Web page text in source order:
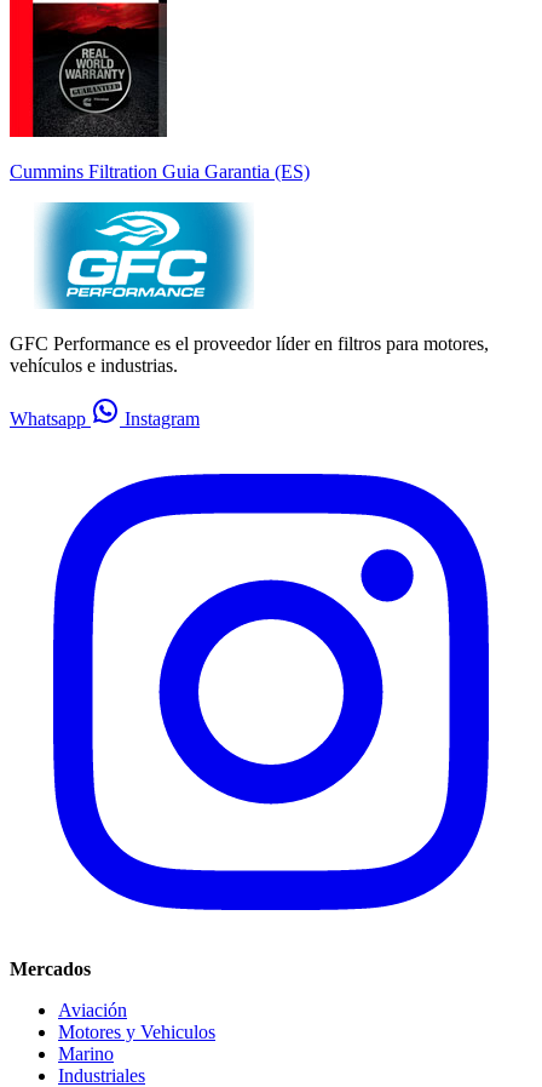
Cummins Filtration Guia Garantia (ES)
GFC Performance es el proveedor líder en filtros para motores,
vehículos e industrias.
Whatsapp Instagram
Mercados
Aviación
Motores y Vehiculos
Marino
Industriales